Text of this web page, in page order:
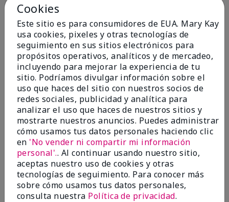
Excellent
EnviadoHace 4 meses
Coverly
deColumbia Missouri
Evaluado en
marykay.com/en-us/
Comentarios sobre Mary Kay® CC Cream
Sunscreen Broad Spectrum SPF 15*
I have been wearing the cc cream for 8 years now. I
absolutely love it. Its not cakey it's not heavy and it
blends effortlessly. I get compliments all the time.
10/10 I definitely recommend.
Mostrar Traducción
Cookies
Este sitio es para consumidores de EUA. Mary Kay
usa cookies, pixeles y otras tecnologías de
seguimiento en sus sitios electrónicos para
propósitos operativos, analíticos y de mercadeo,
incluyendo para mejorar la experiencia de tu
sitio. Podríamos divulgar información sobre el
uso que haces del sitio con nuestros socios de
redes sociales, publicidad y analítica para
analizar el uso que haces de nuestros sitios y
mostrarte nuestros anuncios. Puedes administrar
cómo usamos tus datos personales haciendo clic
en 'No vender ni compartir mi información
personal'.. Al continuar usando nuestro sitio,
aceptas nuestro uso de cookies y otras
tecnologías de seguimiento. Para conocer más
sobre cómo usamos tus datos personales,
consulta nuestra Política de privacidad.